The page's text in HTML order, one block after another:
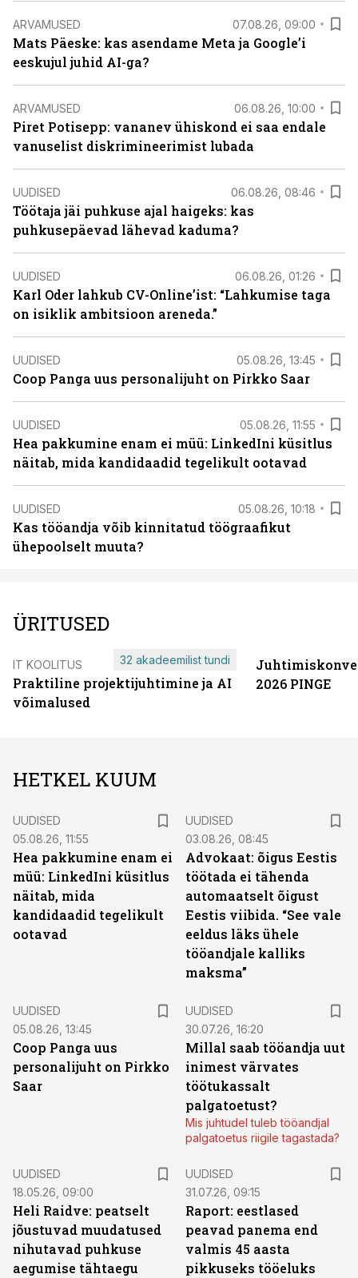
ARVAMUSED 07.08.26, 09:00
Mats Päeske: kas asendame Meta ja Google’i
eeskujul juhid AI-ga?
ARVAMUSED 06.08.26, 10:00
Piret Potisepp: vananev ühiskond ei saa endale
vanuselist diskrimineerimist lubada
UUDISED 06.08.26, 08:46
Töötaja jäi puhkuse ajal haigeks: kas
puhkusepäevad lähevad kaduma?
UUDISED 06.08.26, 01:26
Karl Oder lahkub CV-Online’ist: “Lahkumise taga
on isiklik ambitsioon areneda.”
UUDISED 05.08.26, 13:45
Coop Panga uus personalijuht on Pirkko Saar
UUDISED 05.08.26, 11:55
Hea pakkumine enam ei müü: LinkedIni küsitlus
näitab, mida kandidaadid tegelikult ootavad
UUDISED 05.08.26, 10:18
Kas tööandja võib kinnitatud töögraafikut
ühepoolselt muuta?
ÜRITUSED
IT KOOLITUS
Praktiline projektijuhtimine ja AI
võimalused
32 akadeemilist tundi
2026 PINGE
HETKEL KUUM
UUDISED
05.08.26, 11:55
Hea pakkumine enam ei
müü: LinkedIni küsitlus
näitab, mida
kandidaadid tegelikult
ootavad
UUDISED
03.08.26, 08:45
Advokaat: õigus Eestis
töötada ei tähenda
automaatselt õigust
Eestis viibida. “See vale
eeldus läks ühele
tööandjale kalliks
maksma”
UUDISED
05.08.26, 13:45
Coop Panga uus
personalijuht on Pirkko
Saar
UUDISED
30.07.26, 16:20
Millal saab tööandja uut
inimest värvates
töötukassalt
palgatoetust?
Mis juhtudel tuleb tööandjal
palgatoetus riigile tagastada?
UUDISED
18.05.26, 09:00
Heli Raidve: peatselt
jõustuvad muudatused
nihutavad puhkuse
aegumise tähtaegu
UUDISED
31.07.26, 09:15
Raport: eestlased
peavad panema end
valmis 45 aasta
pikkuseks tööeluks